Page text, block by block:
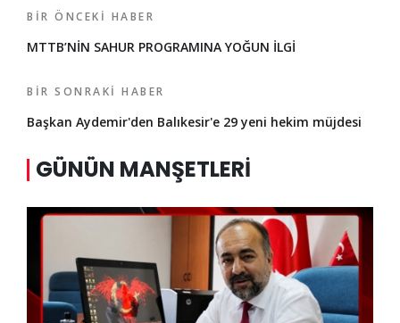
BIR ÖNCEKI HABER
MTTB’NİN SAHUR PROGRAMINA YOĞUN İLGİ
BIR SONRAKI HABER
Başkan Aydemir'den Balıkesir'e 29 yeni hekim müjdesi
GÜNÜN MANŞETLERI